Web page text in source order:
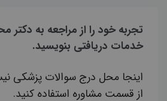
تجربه خود را از مراجعه به دکتر
خدمات دریافتی بنویسید.
اینجا محل درج سوالات پزشکی
از قسمت مشاوره استفاده کنید.